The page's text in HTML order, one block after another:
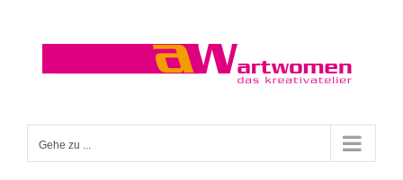
Gehe zu ...